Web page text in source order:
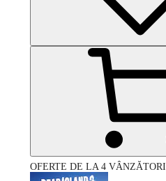
OFERTE DE LA 4 VÂNZĂTORI